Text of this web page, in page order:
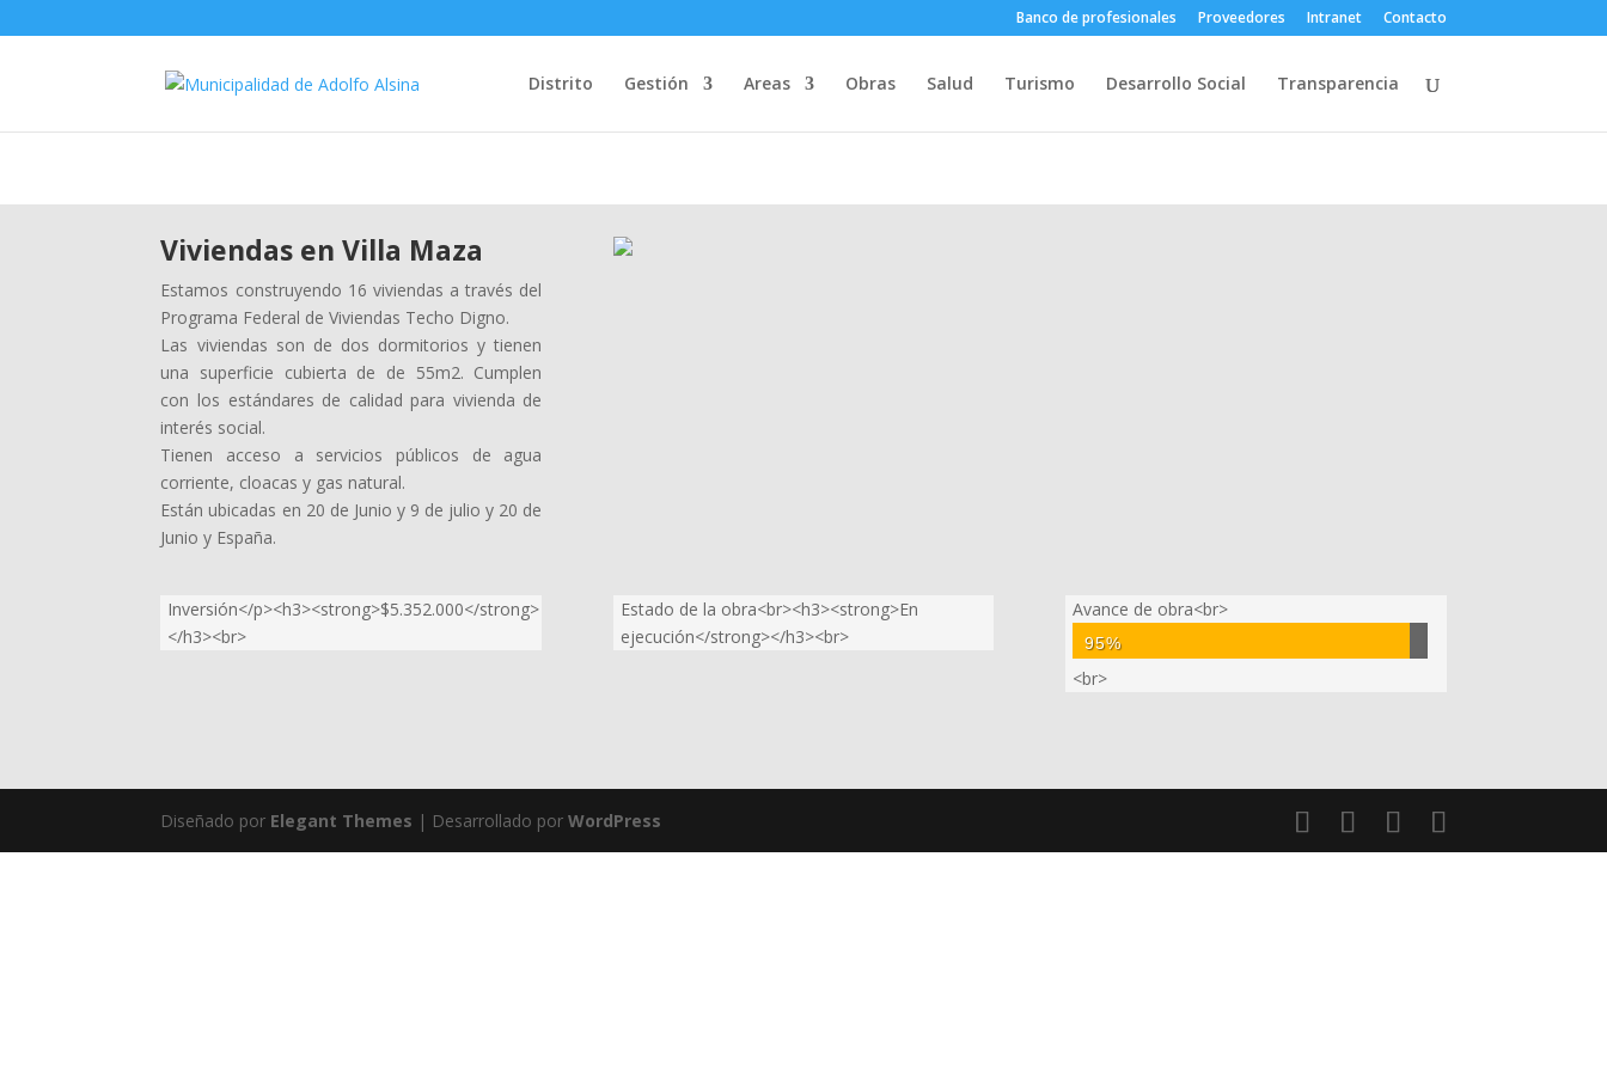
Banco de profesionales Proveedores Intranet Contacto
Distrito Gestión Areas Obras Salud Turismo Desarrollo Social Transparencia
Viviendas en Villa Maza
Estamos construyendo 16 viviendas a través del
Programa Federal de Viviendas Techo Digno.
Las viviendas son de dos dormitorios y tienen
una superficie cubierta de de 55m2. Cumplen
con los estándares de calidad para vivienda de
interés social.
Tienen acceso a servicios públicos de agua
corriente, cloacas y gas natural.
Están ubicadas en 20 de Junio y 9 de julio y 20 de
Junio y España.
Inversión</p><h3><strong>$5.352.000</strong>
</h3><br>
Estado de la obra<br><h3><strong>En
ejecución</strong></h3><br>
Avance de obra<br>
95%
<br>
Diseñado por Elegant Themes | Desarrollado porWordPress